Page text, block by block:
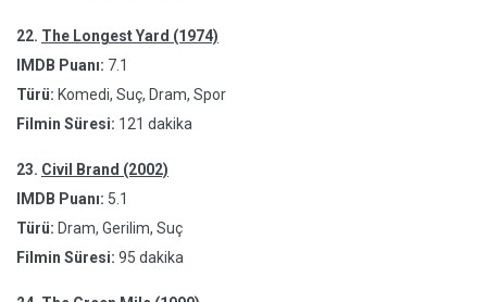
22. The Longest Yard (1974)
IMDB Puanı: 7.1
Türü: Komedi, Suç, Dram, Spor
Filmin Süresi: 121 dakika
23. Civil Brand (2002)
IMDB Puanı: 5.1
Türü: Dram, Gerilim, Suç
Filmin Süresi: 95 dakika